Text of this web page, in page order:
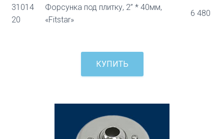
31014
20
Форсунка под плитку, 2” * 40мм,
«Fitstar»
6 480
КУПИТЬ